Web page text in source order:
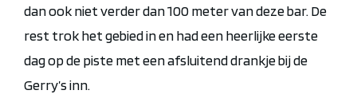
dan ook niet verder dan 100 meter van deze bar. De
rest trok het gebied in en had een heerlijke eerste
dag op de piste met een afsluitend drankje bij de
Gerry’sinn.